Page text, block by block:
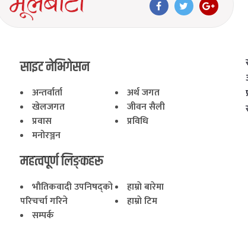
साइट नेभिगेसन
अन्तर्वार्ता
अर्थ जगत
खेलजगत
जीवन सैली
प्रवास
प्रविधि
मनोरञ्जन
महत्वपूर्ण लिङ्कहरू
भाैतिकवादी उपनिषद्काे
परिचर्चा गरिने
हाम्राे बारेमा
हाम्राे टिम
सम्पर्क